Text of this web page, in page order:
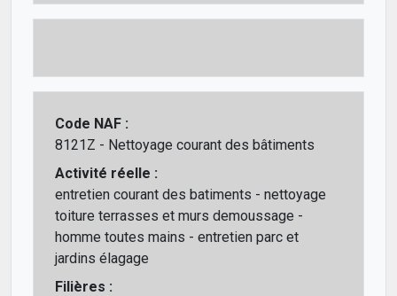
Code NAF :
8121Z - Nettoyage courant des bâtiments
Activité réelle :
entretien courant des batiments - nettoyage
toiture terrasses et murs demoussage -
homme toutes mains - entretien parc et
jardins élagage
Filières :